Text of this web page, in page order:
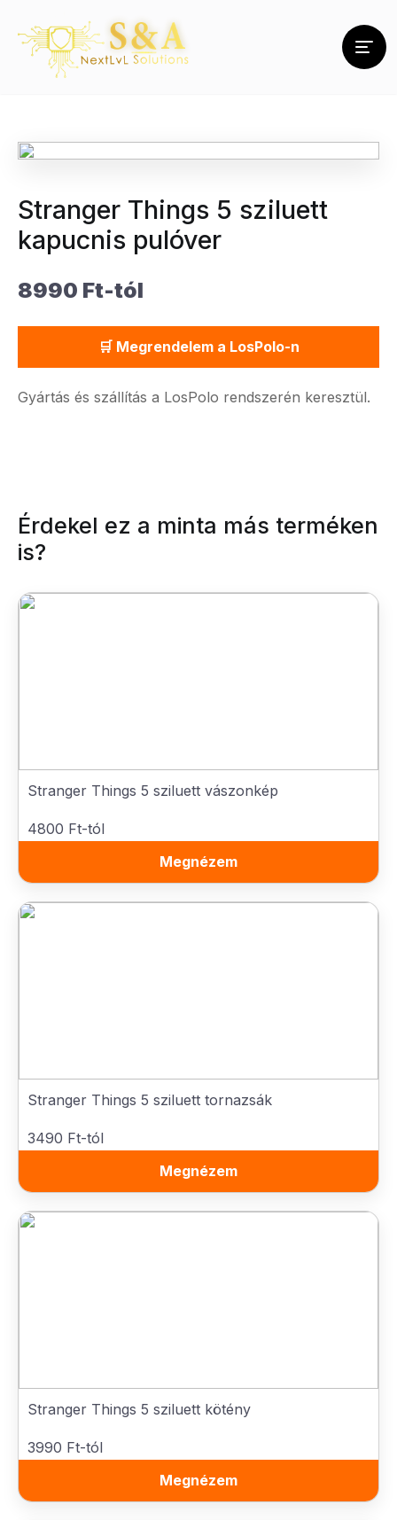
Stranger Things 5 sziluett
kapucnis pulóver
8990 Ft-tól
🛒 Megrendelem a LosPolo-n
Gyártás és szállítás a LosPolo rendszerén keresztül.
Érdekel ez a minta más terméken
is?
Stranger Things 5 sziluett vászonkép
4800 Ft-tól
Megnézem
Stranger Things 5 sziluett tornazsák
3490 Ft-tól
Megnézem
Stranger Things 5 sziluett kötény
3990 Ft-tól
Megnézem